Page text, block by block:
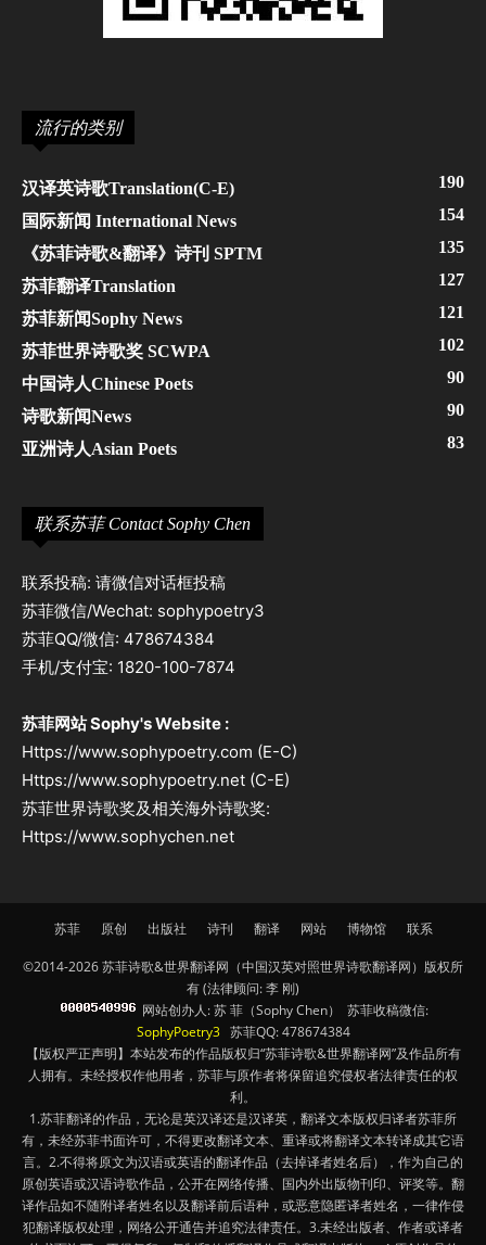
流行的类别
汉译英诗歌Translation(C-E) 190
国际新闻 International News 154
《苏菲诗歌&翻译》诗刊 SPTM 135
苏菲翻译Translation 127
苏菲新闻Sophy News 121
苏菲世界诗歌奖 SCWPA 102
中国诗人Chinese Poets 90
诗歌新闻News 90
亚洲诗人Asian Poets 83
联系苏菲 Contact Sophy Chen
联系投稿: 请微信对话框投稿
苏菲微信/Wechat: sophypoetry3
苏菲QQ/微信: 478674384
手机/支付宝: 1820-100-7874
苏菲网站 Sophy's Website :
Https://www.sophypoetry.com (E-C)
Https://www.sophypoetry.net (C-E)
苏菲世界诗歌奖及相关海外诗歌奖:
Https://www.sophychen.net
苏菲 原创 出版社 诗刊 翻译 网站 博物馆 联系
©2014-2026 苏菲诗歌&世界翻译网（中国汉英对照世界诗歌翻译网）版权所
有 (法律顾问: 李 刚)
网站创办人: 苏 菲（Sophy Chen） 苏菲收稿微信:
SophyPoetry3苏菲QQ: 478674384
【版权严正声明】本站发布的作品版权归“苏菲诗歌&世界翻译网”及作品所有
人拥有。未经授权作他用者，苏菲与原作者将保留追究侵权者法律责任的权
利。
1.苏菲翻译的作品，无论是英汉译还是汉译英，翻译文本版权归译者苏菲所
有，未经苏菲书面许可，不得更改翻译文本、重译或将翻译文本转译成其它语
言。2.不得将原文为汉语或英语的翻译作品（去掉译者姓名后），作为自己的
原创英语或汉语诗歌作品，公开在网络传播、国内外出版物刊印、评奖等。翻
译作品如不随附译者姓名以及翻译前后语种，或恶意隐匿译者姓名，一律作侵
犯翻译版权处理，网络公开通告并追究法律责任。3.未经出版者、作者或译者